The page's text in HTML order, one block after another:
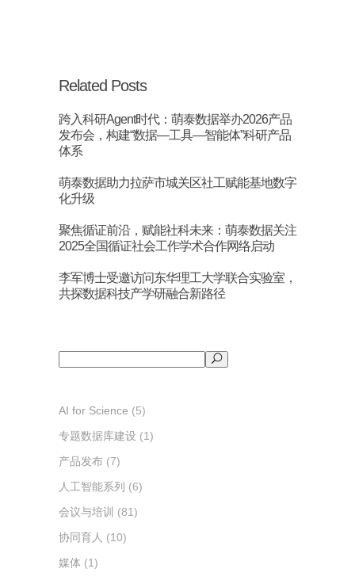
Related Posts
跨入科研Agent时代：萌泰数据举办2026产品
发布会，构建“数据—工具—智能体”科研产品
体系
萌泰数据助力拉萨市城关区社工赋能基地数字
化升级
聚焦循证前沿，赋能社科未来：萌泰数据关注
2025全国循证社会工作学术合作网络启动
李军博士受邀访问东华理工大学联合实验室，
共探数据科技产学研融合新路径
AI for Science (5)
专题数据库建设 (1)
产品发布 (7)
人工智能系列 (6)
会议与培训 (81)
协同育人 (10)
媒体 (1)